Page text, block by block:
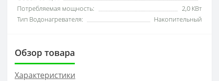
Потребляемая мощность:
2,0 КВт
Тип Водонагревателя:
Накопительный
Обзор товара
Характеристики